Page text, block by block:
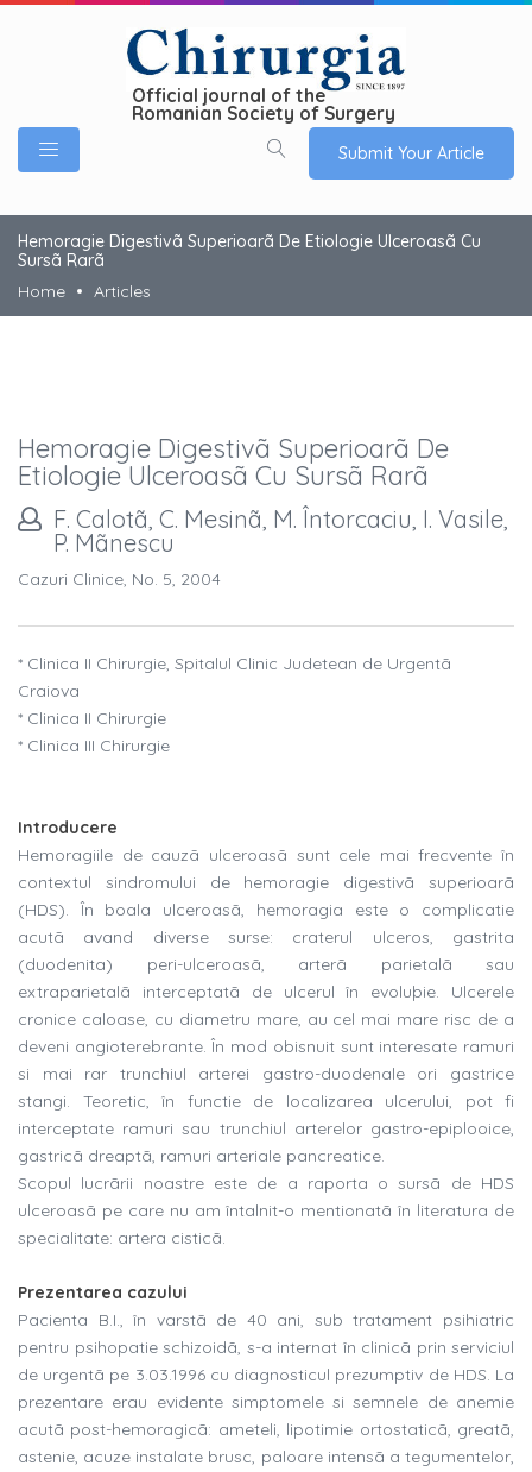
Official journal of the
Romanian Society of Surgery
Submit Your Article
Hemoragie Digestivã Superioarã De Etiologie Ulceroasã Cu
Sursã Rarã
Home
Articles
Hemoragie Digestivã Superioarã De
Etiologie Ulceroasã Cu Sursã Rarã
F. Calotã, C. Mesinã, M. Întorcaciu, I. Vasile,
P. Mãnescu
Cazuri Clinice, No. 5, 2004
* Clinica II Chirurgie, Spitalul Clinic Judetean de Urgentã
Craiova
* Clinica II Chirurgie
* Clinica III Chirurgie
Introducere
Hemoragiile de cauzã ulceroasã sunt cele mai frecvente în
contextul sindromului de hemoragie digestivã superioarã
(HDS). În boala ulceroasã, hemoragia este o complicatie
acutã avand diverse surse: craterul ulceros, gastrita
(duodenita) peri-ulceroasã, arterã parietalã sau
extraparietalã interceptatã de ulcerul în evoluþie. Ulcerele
cronice caloase, cu diametru mare, au cel mai mare risc de a
deveni angioterebrante. În mod obisnuit sunt interesate ramuri
si mai rar trunchiul arterei gastro-duodenale ori gastrice
stangi. Teoretic, în functie de localizarea ulcerului, pot fi
interceptate ramuri sau trunchiul arterelor gastro-epiplooice,
gastricã dreaptã, ramuri arteriale pancreatice.
Scopul lucrãrii noastre este de a raporta o sursã de HDS
ulceroasã pe care nu am întalnit-o mentionatã în literatura de
specialitate: artera cisticã.
Prezentarea cazului
Pacienta B.I., în varstã de 40 ani, sub tratament psihiatric
pentru psihopatie schizoidã, s-a internat în clinicã prin serviciul
de urgentã pe 3.03.1996 cu diagnosticul prezumptiv de HDS. La
prezentare erau evidente simptomele si semnele de anemie
acutã post-hemoragicã: ameteli, lipotimie ortostaticã, greatã,
astenie, acuze instalate brusc, paloare intensã a tegumentelor,